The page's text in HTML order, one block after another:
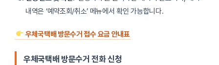
내역은 ‘예약조회/취소’ 메뉴에서 확인 가능합니다.
우체국택배 방문수거 접수 요금 안내표
우체국택배 방문수거 전화 신청